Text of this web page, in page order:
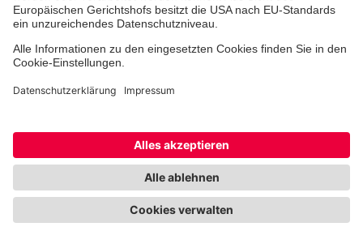
Einrichtungen
Cookie-Einstellungen Datenschutz Barrierefreiheit
Impressum Kontakt Widerruf